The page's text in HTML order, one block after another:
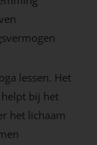
lessen. Het
bij het
het lichaam